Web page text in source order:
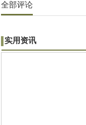
全部评论
实用资讯